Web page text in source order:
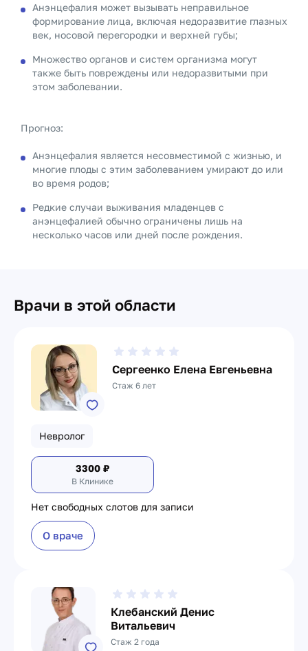
Анэнцефалия может вызывать неправильное
формирование лица, включая недоразвитие глазных
век, носовой перегородки и верхней губы;
Множество органов и систем организма могут
также быть повреждены или недоразвитыми при
этом заболевании.
Прогноз:
Анэнцефалия является несовместимой с жизнью, и
многие плоды с этим заболеванием умирают до или
во время родов;
Редкие случаи выживания младенцев с
анэнцефалией обычно ограничены лишь на
несколько часов или дней после рождения.
Врачи в этой области
Сергеенко Елена Евгеньевна
Стаж 6 лет
Невролог
3300 ₽
В Клинике
Нет свободных слотов для записи
О враче
Клебанский Денис
Витальевич
Стаж 2 года